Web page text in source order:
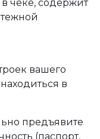
чеке, содержит
вашего
в
предъявите
(паспорт,